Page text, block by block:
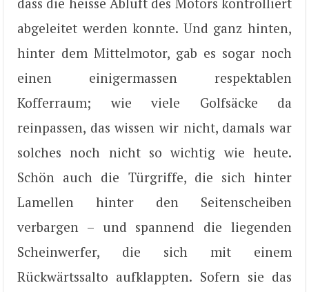
abgeleitet werden konnte. Und ganz hinten,
hinter dem Mittelmotor, gab es sogar noch
einen einigermassen respektablen
Kofferraum; wie viele Golfsäcke da
reinpassen, das wissen wir nicht, damals war
solches noch nicht so wichtig wie heute.
Schön auch die Türgriffe, die sich hinter
Lamellen hinter den Seitenscheiben
verbargen – und spannend die liegenden
Scheinwerfer, die sich mit einem
Rückwärtssalto aufklappten. Sofern sie das